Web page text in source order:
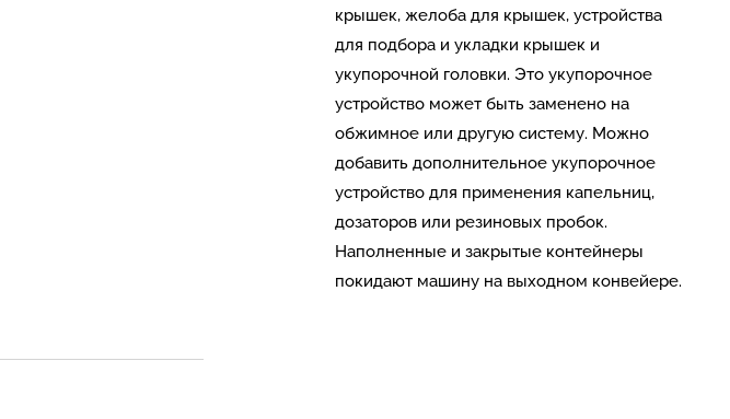
крышек, желоба для крышек, устройства
для подбора и укладки крышек и
укупорочной головки. Это укупорочное
устройство может быть заменено на
обжимное или другую систему. Можно
добавить дополнительное укупорочное
устройство для применения капельниц,
дозаторов или резиновых пробок.
Наполненные и закрытые контейнеры
покидают машину на выходном конвейере.